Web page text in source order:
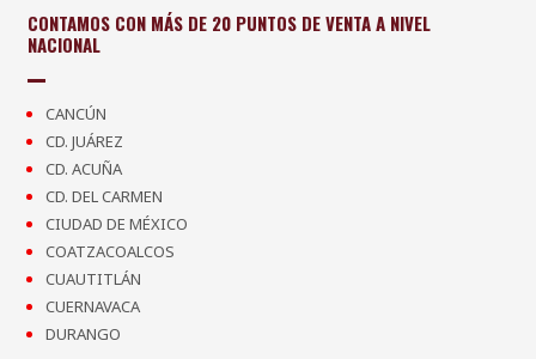
CONTAMOS CON MÁS DE 20 PUNTOS DE VENTA A NIVEL
NACIONAL
CANCÚN
CD. JUÁREZ
CD. ACUÑA
CD. DEL CARMEN
CIUDAD DE MÉXICO
COATZACOALCOS
CUAUTITLÁN
CUERNAVACA
DURANGO